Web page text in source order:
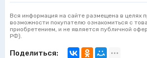
Вся информация на сайте размещена в целях
возможности покупателю ознакомиться с
приобретением, и не является публичной
РФ).
Поделиться: